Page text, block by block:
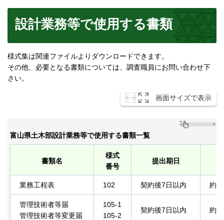
設計業務等で使用する書類
様式集は関連ファイルよりダウンロードできます。
その他、必要となる書類については、調査職員にお問い合わせ下
さい。
画面サイズで表示
富山県土木部設計業務等で使用する書類一覧
書類名
様式
番号
提出期日
業務工程表 102 契約後7日以内 約
管理技術者等届
管理技術者等変更届
105-1
105-2
契約後7日以内 約